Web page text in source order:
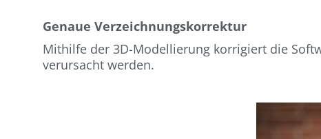
Genaue Verzeichnungskorrektur
Mithilfe der 3D-Modellierung korrigiert die
verursacht werden.